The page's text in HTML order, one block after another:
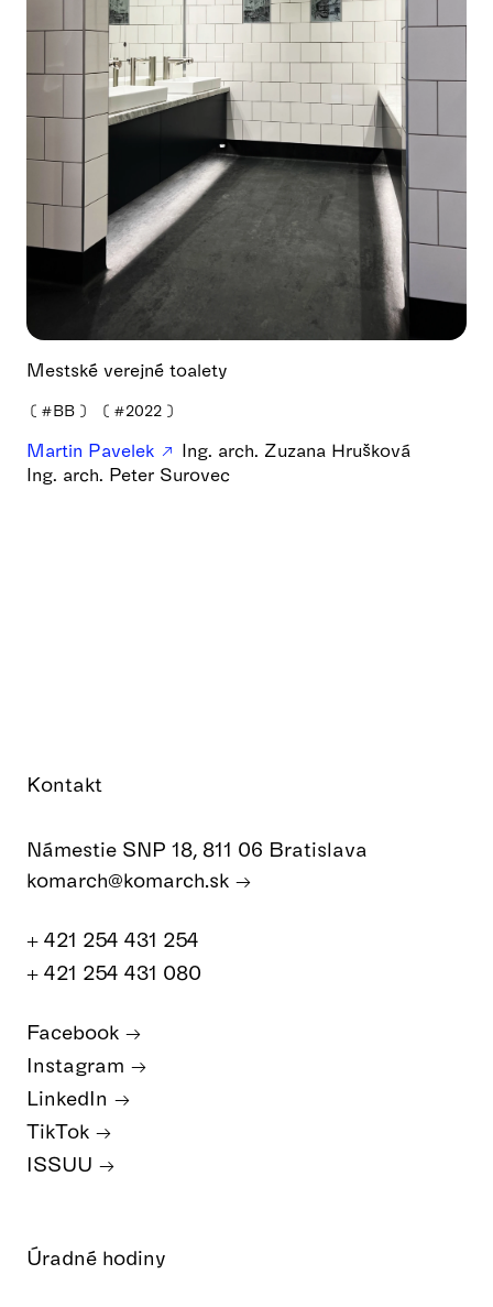
Mestské verejné toalety
❪ #BB ❫ ❪ #2022 ❫
Martin Pavelek
Ing. arch. Zuzana Hrušková
Ing. arch. Peter Surovec
Úradné hodiny
Kontakt
Námestie SNP 18, 811 06 Bratislava
komarch@komarch.sk
+ 421 254 431 254
+ 421 254 431 080
Facebook
Instagram
LinkedIn
TikTok
ISSUU